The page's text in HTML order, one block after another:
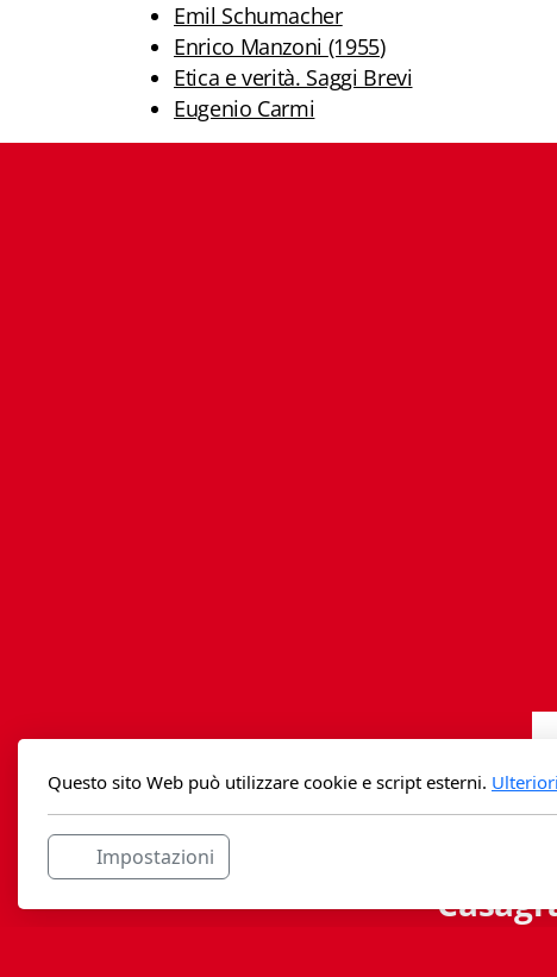
Emil Schumacher
Enrico Manzoni (1955)
Etica e verità. Saggi Brevi
Eugenio Carmi
Questo sito Web può utilizzare cookie e script esterni.
Impostazioni